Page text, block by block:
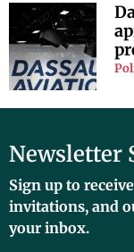
Newsletter
Sign up to
invitations, and
your inbox.